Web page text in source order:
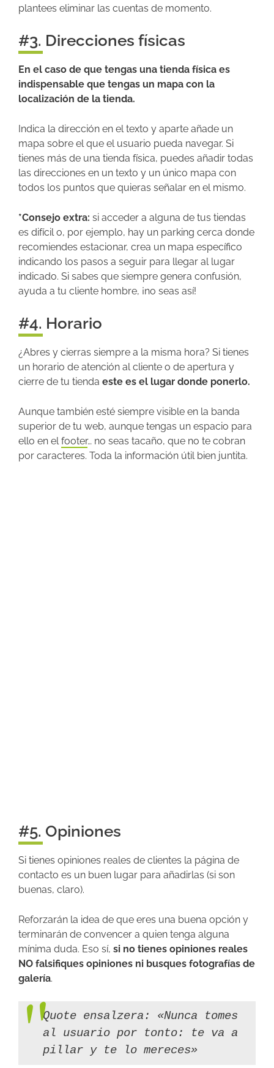
plantees eliminar las cuentas de momento.
#3. Direcciones físicas
En el caso de que tengas una tienda física es
indispensable que tengas un mapa con la
localización de la tienda.
Indica la dirección en el texto y aparte añade un
mapa sobre el que el usuario pueda navegar. Si
tienes más de una tienda física, puedes añadir todas
las direcciones en un texto y un único mapa con
todos los puntos que quieras señalar en el mismo.
*Consejo extra: si acceder a alguna de tus tiendas
es difícil o, por ejemplo, hay un parking cerca donde
recomiendes estacionar, crea un mapa específico
indicando los pasos a seguir para llegar al lugar
indicado. Si sabes que siempre genera confusión,
ayuda a tu cliente hombre, ¡no seas así!
#4. Horario
¿Abres y cierras siempre a la misma hora? Si tienes
un horario de atención al cliente o de apertura y
cierre de tu tienda este es el lugar donde ponerlo.
Aunque también esté siempre visible en la banda
superior de tu web, aunque tengas un espacio para
ello en el footer… no seas tacaño, que no te cobran
por caracteres. Toda la información útil bien juntita.
#5. Opiniones
Si tienes opiniones reales de clientes la página de
contacto es un buen lugar para añadirlas (si son
buenas, claro).
Reforzarán la idea de que eres una buena opción y
terminarán de convencer a quien tenga alguna
mínima duda. Eso sí, si no tienes opiniones reales
NO falsifiques opiniones ni busques fotografías de
galería.
Quote ensalzera: «Nunca tomes
al usuario por tonto: te va a
pillar y te lo mereces»